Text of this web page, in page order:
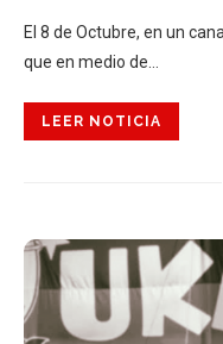
El 8 de Octubre, en un
que en medio de…
LEER NOTICIA